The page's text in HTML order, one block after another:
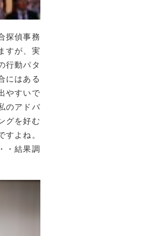
探偵事務
すが、実
行動パタ
にはある
やすいで
のアドバ
グを好む
よね。
・結果調